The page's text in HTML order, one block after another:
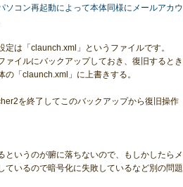
ソコン再起動によって本体同様にメールアカウ
定は「claunch.xml」というファイルです。
ァイルにバックアップしておき、復旧するとき
「claunch.xml」に上書きする。
を終了してこのバックアップから復旧操作
というのが腑に落ちないので、もしかしたらメ
ているので暗号化に失敗しているなど別の問題